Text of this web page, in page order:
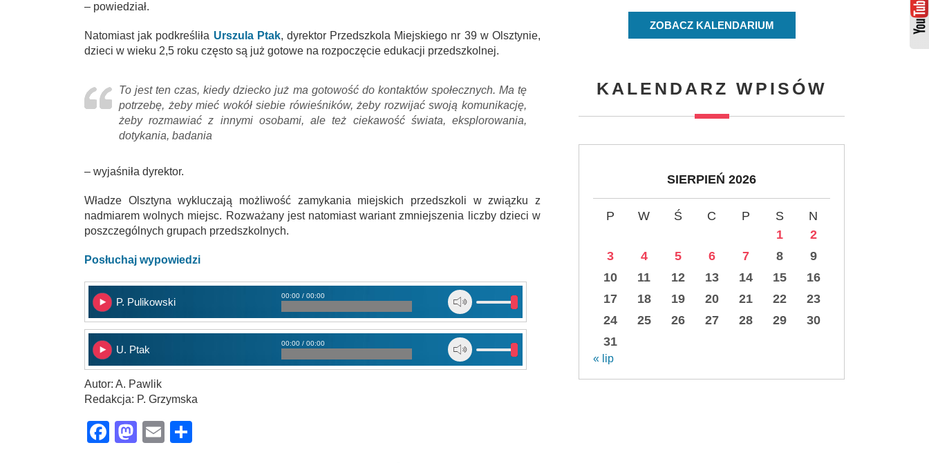
– powiedział.
Natomiast jak podkreśliła Urszula Ptak, dyrektor Przedszkola Miejskiego nr 39 w Olsztynie,
dzieci w wieku 2,5 roku często są już gotowe na rozpoczęcie edukacji przedszkolnej.
To jest ten czas, kiedy dziecko już ma gotowość do kontaktów społecznych. Ma tę
potrzebę, żeby mieć wokół siebie rówieśników, żeby rozwijać swoją komunikację,
żeby rozmawiać z innymi osobami, ale też ciekawość świata, eksplorowania,
dotykania, badania
– wyjaśniła dyrektor.
Władze Olsztyna wykluczają możliwość zamykania miejskich przedszkoli w związku z
nadmiarem wolnych miejsc. Rozważany jest natomiast wariant zmniejszenia liczby dzieci w
poszczególnych grupach przedszkolnych.
Posłuchaj wypowiedzi
P. Pulikowski
00:00 / 00:00
U. Ptak
00:00 / 00:00
Autor: A. Pawlik
Redakcja: P. Grzymska
Facebook
Mastodon
Email
ZOBACZ KALENDARIUM
KALENDARZ WPISÓW
SIERPIEŃ 2026
P W Ś C P S
N
1
2
3
4 5 6 7 8
9
10
11 12 13 14 15
16
17
18 19 20 21 22
23
24
25 26 27 28 29
30
31
« lip